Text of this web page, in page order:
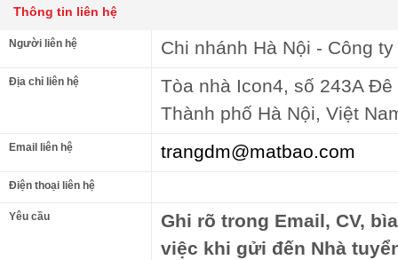
Thông tin liên hệ
Người liên hệ Chi nhánh Hà Nội - Công
Địa chỉ liên hệ
Tòa nhà Icon4, số 243A
Thành phố Hà Nội, Việt
Email liên hệ trangdm@matbao.com
Điện thoại liên hệ
Yêu cầu
Ghi rõ trong Email, CV,
việc khi gửi đến Nhà